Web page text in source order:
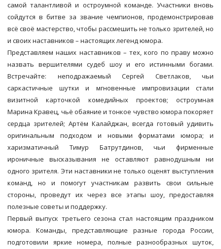
самой талантливой и остроумной команде. Участники вновь
сойдутся в битве за звание чемпионов, продемонстрировав
всё своё мастерство, чтобы рассмешить не только зрителей, но
и своих наставников – настоящих легенд юмора.
Представляем наших наставников – тех, кого по праву можно
назвать вершителями судеб шоу и его истинными богами.
Встречайте: неподражаемый Сергей Светлаков, чьи
саркастичные шутки и мгновенные импровизации стали
визитной карточкой комедийных проектов; остроумная
Марина Кравец, чьё обаяние и тонкое чувство юмора покоряет
сердца зрителей; Артём Калайджан, всегда готовый удивить
оригинальным подходом и новыми форматами юмора; и
харизматичный Тимур Батрутдинов, чьи фирменные
ироничные высказывания не оставляют равнодушным ни
одного зрителя. Эти наставники не только оценят выступления
команд, но и помогут участникам развить свои сильные
стороны, проведут их через все этапы шоу, предоставляя
полезные советы и поддержку.
Первый выпуск третьего сезона стал настоящим праздником
юмора. Команды, представляющие разные города России,
подготовили яркие номера, полные разнообразных шуток,